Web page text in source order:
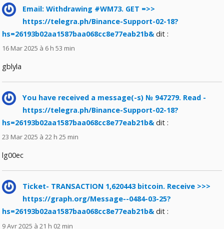
Email: Withdrawing #WM73. GET =>>
https://telegra.ph/Binance-Support-02-18?
hs=26193b02aa1587baa068cc8e77eab21b& dit :
16 Mar 2025 à 6 h 53 min
gblyla
You have received a message(-s) № 947279. Read -
https://telegra.ph/Binance-Support-02-18?
hs=26193b02aa1587baa068cc8e77eab21b& dit :
23 Mar 2025 à 22 h 25 min
lg00ec
Ticket- TRANSACTION 1,620443 bitcoin. Receive >>>
https://graph.org/Message--0484-03-25?
hs=26193b02aa1587baa068cc8e77eab21b& dit :
9 Avr 2025 à 21 h 02 min